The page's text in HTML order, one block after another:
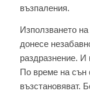
възпаления.
Използването
донесе
раздразнение. И
По време на сън
възстановяват.